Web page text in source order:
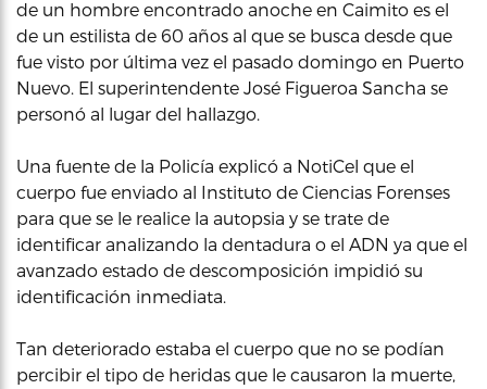
de un hombre encontrado anoche en Caimito es el
de un estilista de 60 años al que se busca desde que
fue visto por última vez el pasado domingo en Puerto
Nuevo. El superintendente José Figueroa Sancha se
personó al lugar del hallazgo.
Una fuente de la Policía explicó a NotiCel que el
cuerpo fue enviado al Instituto de Ciencias Forenses
para que se le realice la autopsia y se trate de
identificar analizando la dentadura o el ADN ya que el
avanzado estado de descomposición impidió su
identificación inmediata.
Tan deteriorado estaba el cuerpo que no se podían
percibir el tipo de heridas que le causaron la muerte,